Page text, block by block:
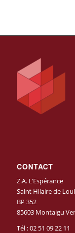
CONTACT
Z.A. L’Espérance
Saint Hilaire de
BP 352
85603 Montaigu
Tél :02 51 09 22 11